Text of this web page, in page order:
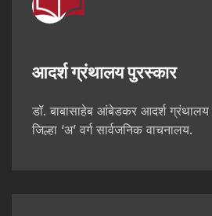
आदर्श ग्रंथालय पुरस्कार
डॉ. बाबासाहेब आंबेडकर आदर्श ग्रंथालय
जिल्हा ‘अ’ वर्ग सार्वजनिक वाचनालय.